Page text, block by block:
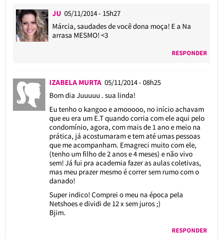
JU 05/11/2014 - 15h27
Márcia, saudades de você dona moça! E a Na
arrasa MESMO! <3
RESPONDER
IZABELA MURTA 05/11/2014 - 08h25
Bom dia Juuuuu . sua linda!
Eu tenho o kangoo e amooooo, no início achavam
que eu era um E.T quando corria com ele aqui pelo
condomínio, agora, com mais de 1 ano e meio na
prática, já acostumaram e tem até umas pessoas
que me acompanham. Emagreci muito com ele,
(tenho um filho de 2 anos e 4 meses) e não vivo
sem! Já fui pra academia fazer as aulas coletivas,
mas meu prazer mesmo é correr sem rumo com o
danado!
Super indico! Comprei o meu na época pela
Netshoes e dividi de 12 x sem juros ;)
Bjim.
RESPONDER